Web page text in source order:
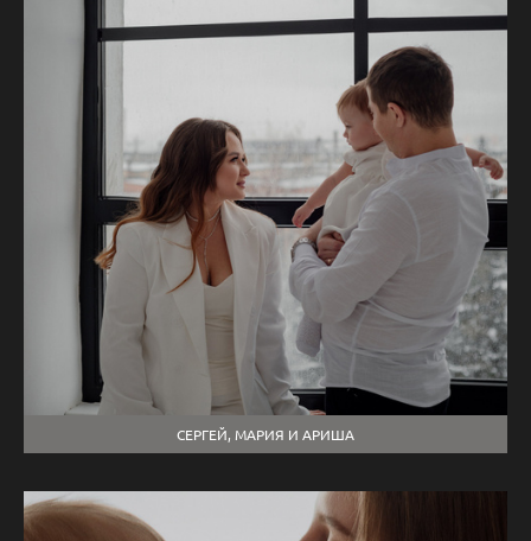
СЕРГЕЙ, МАРИЯ И АРИША